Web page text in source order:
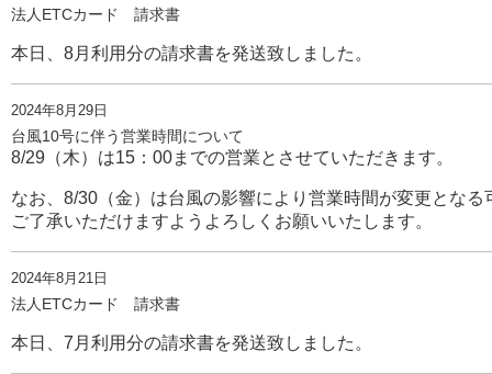
法人ETCカード 請求書
本日、8月利用分の請求書を発送致しました。
2024年8月29日
台風10号に伴う営業時間について
8/29（木）は15：00までの営業とさせていただきます。
なお、8/30（金）は台風の影響により営業時間が変更となる
ご了承いただけますようよろしくお願いいたします。
2024年8月21日
法人ETCカード 請求書
本日、7月利用分の請求書を発送致しました。